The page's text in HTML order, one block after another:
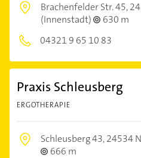
Brachenfelder Str. 45,
(Innenstadt)
630 m
04321 9 65 10 83
Praxis Schleusberg
ERGOTHERAPIE
Schleusberg 43,24534
666 m